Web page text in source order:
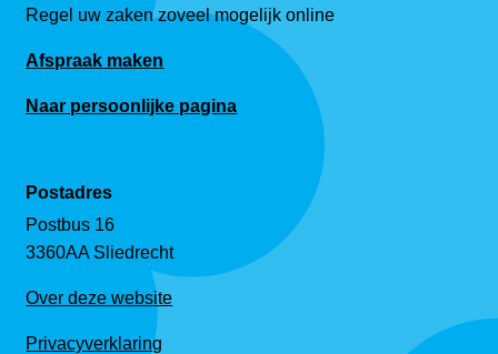
Regel uw zaken zoveel mogelijk online
Afspraak maken
Naar persoonlijke pagina
Postadres
Postbus 16
3360AA Sliedrecht
Over deze website
Privacyverklaring